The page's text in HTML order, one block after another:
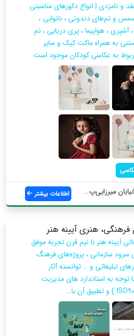
و نامزدی | انواع دکورهای مناسبتی
و تم‌های دندونی ، نانوایی ،
آشپزی ، هواپیما ، پری دریایی ، تم
به همراه ماکت کیک و سایر
به عکاسی کودکان موجود است
اطلاعات بیشتر
فرهنگی، هنری آیینه هنر
آیینه هنر با نیم قرن تجربه موفق
سازمانی ، پروژه‌های فرهنگ
تبلیغاتی و … توانسته آثار
توجه به استاندارد های مدیریت